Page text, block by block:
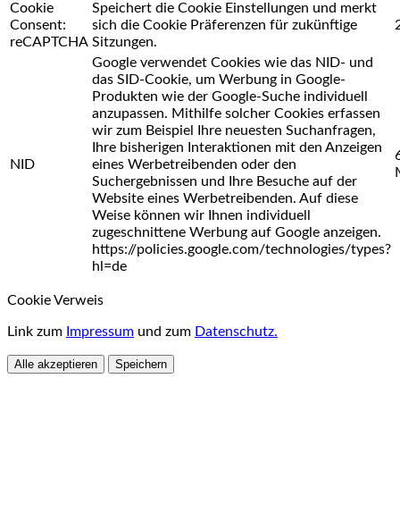
Cookie
Consent:
reCAPTCHA
Speichert die Cookie Einstellungen und merkt
sich die Cookie Präferenzen für zukünftige
Sitzungen.
NID
Google verwendet Cookies wie das NID- und
das SID-Cookie, um Werbung in Google-
Produkten wie der Google-Suche individuell
anzupassen. Mithilfe solcher Cookies erfassen
wir zum Beispiel Ihre neuesten Suchanfragen,
Ihre bisherigen Interaktionen mit den Anzeigen
eines Werbetreibenden oder den
Suchergebnissen und Ihre Besuche auf der
Website eines Werbetreibenden. Auf diese
Weise können wir Ihnen individuell
zugeschnittene Werbung auf Google anzeigen.
https://policies.google.com/technologies/types?
hl=de
Cookie Verweis
Link zum Impressum und zum Datenschutz.
Alle akzeptieren Speichern